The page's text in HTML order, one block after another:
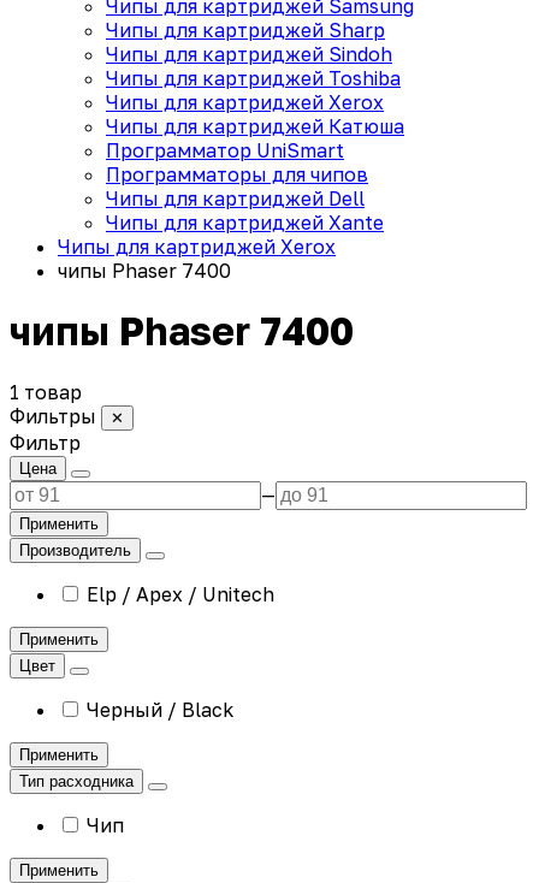
Чипы для картриджей Samsung
Чипы для картриджей Sharp
Чипы для картриджей Sindoh
Чипы для картриджей Toshiba
Чипы для картриджей Xerox
Чипы для картриджей Катюша
Программатор UniSmart
Программаторы для чипов
Чипы для картриджей Dell
Чипы для картриджей Xante
Чипы для картриджей Xerox
чипы Phaser 7400
чипы Phaser 7400
1 товар
Фильтры
✕
Фильтр
Цена
—
Применить
Производитель
Elp / Apex / Unitech
Применить
Цвет
Черный / Black
Применить
Тип расходника
Чип
Применить